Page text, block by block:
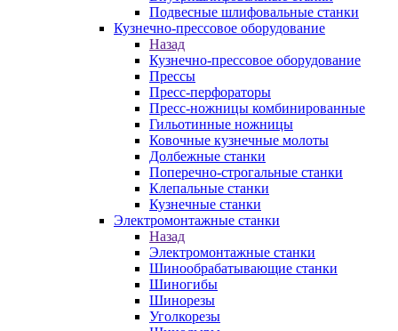
Подвесные шлифовальные станки
Кузнечно-прессовое оборудование
Назад
Кузнечно-прессовое оборудование
Прессы
Пресс-перфораторы
Пресс-ножницы комбинированные
Гильотинные ножницы
Ковочные кузнечные молоты
Долбежные станки
Поперечно-строгальные станки
Клепальные станки
Кузнечные станки
Электромонтажные станки
Назад
Электромонтажные станки
Шинообрабатывающие станки
Шиногибы
Шинорезы
Уголкорезы